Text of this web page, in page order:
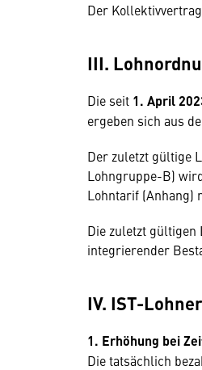
Der
III.
Die seit 1. April
ergeben sich aus
Der zuletzt gültige
Lohngruppe-B)
Lohntarif (Anhang)
Die zuletzt gültigen
integrierender
IV. IST-
1. Erhöhung bei
Die tatsächlich